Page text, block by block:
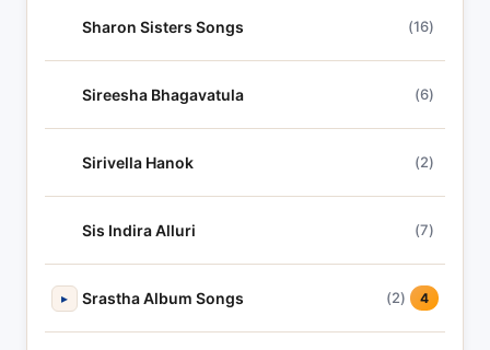
Sharon Sisters Songs (16)
Sireesha Bhagavatula (6)
Sirivella Hanok (2)
Sis Indira Alluri (7)
▸ Srastha Album Songs (2) 4